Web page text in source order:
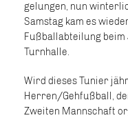
gelungen, nun
Samstag kam es
Fußballabteilung
Turnhalle.
Wird dieses Tunier
Herren/Gehfußball,
Zweiten Mannschaft